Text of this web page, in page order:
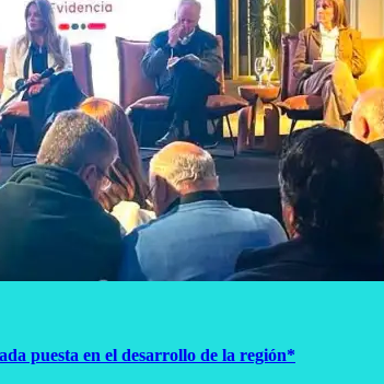
puesta en el desarrollo de la región*